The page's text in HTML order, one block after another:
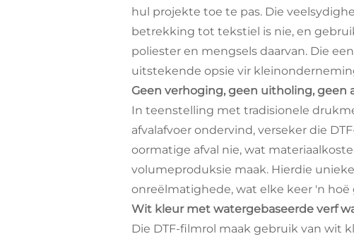
hul projekte toe te pas. Die
betrekking tot tekstiel is nie, en
poliester en mengsels daarvan. Die
uitstekende opsie vir
Geen verhoging, geen uitholing, geen
In teenstelling met tradisionele
afvalafvoer ondervind, verseker die
oormatige afval nie, wat
volumeproduksie maak. Hierdie
onreëlmatighede, wat elke keer 'n
Wit kleur met watergebaseerde verf
Die DTF-filmrol maak gebruik van wit